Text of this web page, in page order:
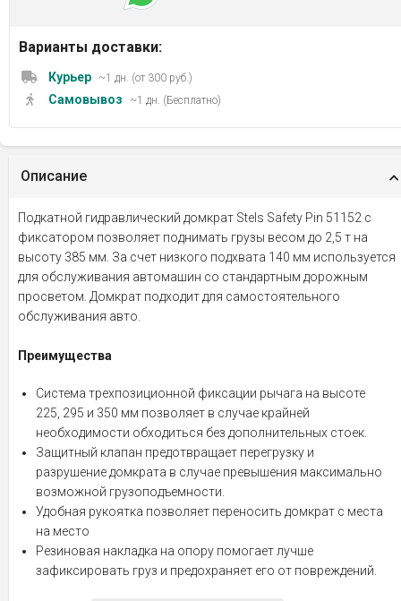
Варианты доставки:
Курьер ~1 дн. (от 300 руб.)
Самовывоз ~1 дн. (Бесплатно)
Описание
Подкатной гидравлический домкрат Stels Safety Pin 51152 с
фиксатором позволяет поднимать грузы весом до 2,5 т на
высоту 385 мм. За счет низкого подхвата 140 мм используется
для обслуживания автомашин со стандартным дорожным
просветом. Домкрат подходит для самостоятельного
обслуживания авто.
Преимущества
Система трехпозиционной фиксации рычага на высоте
225, 295 и 350 мм позволяет в случае крайней
необходимости обходиться без дополнительных стоек.
Защитный клапан предотвращает перегрузку и
разрушение домкрата в случае превышения максимально
возможной грузоподъемности.
Удобная рукоятка позволяет переносить домкрат с места
на место
Резиновая накладка на опору помогает лучше
зафиксировать груз и предохраняет его от повреждений.